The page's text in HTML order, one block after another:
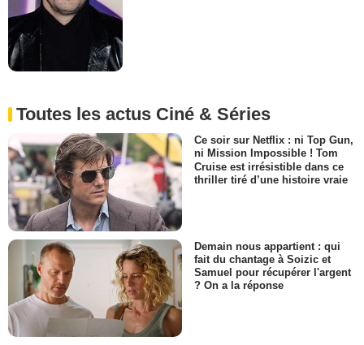
Toutes les actus Ciné & Séries
Ce soir sur Netflix : ni Top Gun,
ni Mission Impossible ! Tom
Cruise est irrésistible dans ce
thriller tiré d’une histoire vraie
Demain nous appartient : qui
fait du chantage à Soizic et
Samuel pour récupérer l'argent
? On a la réponse